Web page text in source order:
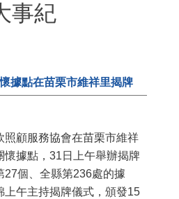
事紀
據點在苗栗市維祥里揭牌
照顧服務協會在苗栗市維祥
懷據點，31日上午舉辦揭牌
27個、全縣第236處的據
上午主持揭牌儀式，頒發15